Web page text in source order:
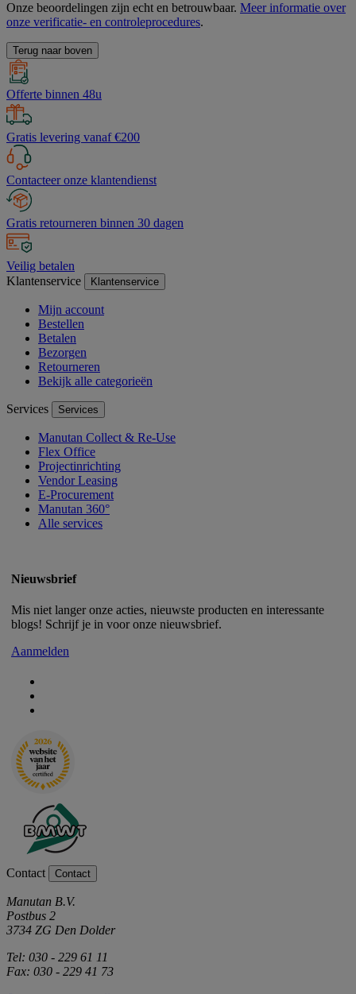
Onze beoordelingen zijn echt en betrouwbaar. Meer informatie over
onze verificatie- en controleprocedures.
Terug naar boven
Offerte binnen 48u
Gratis levering vanaf €200
Contacteer onze klantendienst
Gratis retourneren binnen 30 dagen
Veilig betalen
Klantenservice
Klantenservice
Mijn account
Bestellen
Betalen
Bezorgen
Retourneren
Bekijk alle categorieën
Services Services
Manutan Collect & Re-Use
Flex Office
Projectinrichting
Vendor Leasing
E-Procurement
Manutan 360°
Alle services
Nieuwsbrief
Mis niet langer onze acties, nieuwste producten en interessante
blogs! Schrijf je in voor onze nieuwsbrief.
Aanmelden
Contact Contact
Manutan B.V.
Postbus 2
3734 ZG Den Dolder
Tel: 030 - 229 61 11
Fax: 030 - 229 41 73